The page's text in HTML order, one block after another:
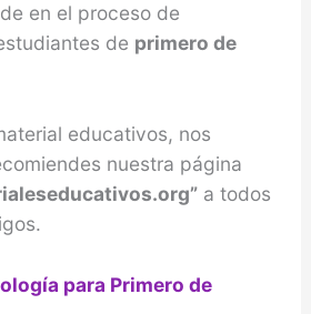
en el proceso de
de primero de
educativos, nos
nuestra página
a todos
para Primero de